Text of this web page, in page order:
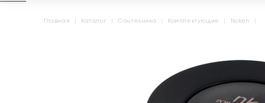
главная | каталог | сантехника | комплектующие | noken |